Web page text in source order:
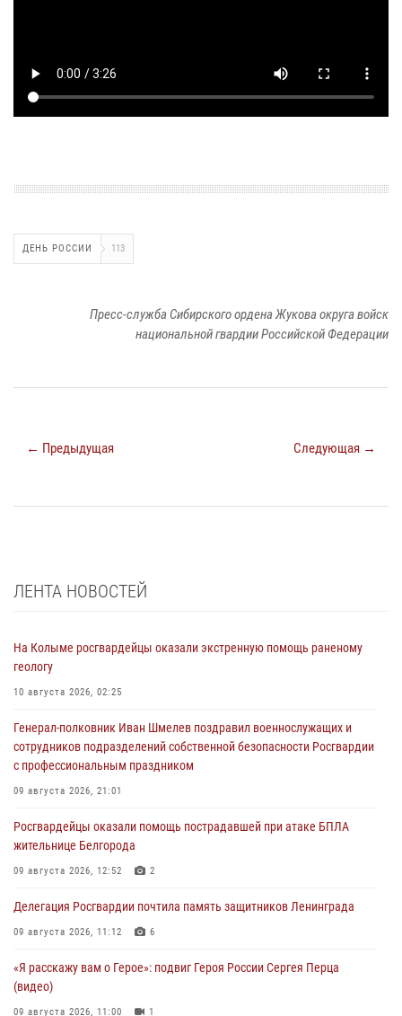
ДЕНЬ РОССИИ 113
Пресс-служба Сибирского ордена Жукова округа войск
национальной гвардии Российской Федерации
← Предыдущая Следующая →
ЛЕНТА НОВОСТЕЙ
На Колыме росгвардейцы оказали экстренную помощь раненому
геологу
10 августа 2026, 02:25
Генерал-полковник Иван Шмелев поздравил военнослужащих и
сотрудников подразделений собственной безопасности Росгвардии
с профессиональным праздником
09 августа 2026, 21:01
Росгвардейцы оказали помощь пострадавшей при атаке БПЛА
жительнице Белгорода
09 августа 2026, 12:52 2
Делегация Росгвардии почтила память защитников Ленинграда
09 августа 2026, 11:12 6
«Я расскажу вам о Герое»: подвиг Героя России Сергея Перца
(видео)
09 августа 2026, 11:00 1